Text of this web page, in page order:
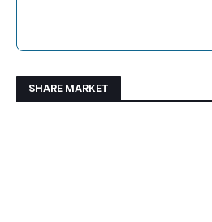
SHARE MARKET